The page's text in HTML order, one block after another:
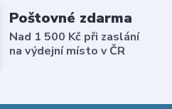
Poštovné zdarma
Nad 1 500 Kč při zaslání
na výdejní místo v ČR